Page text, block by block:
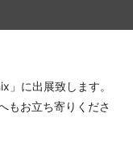
」に出展致します。
もお立ち寄りくださ